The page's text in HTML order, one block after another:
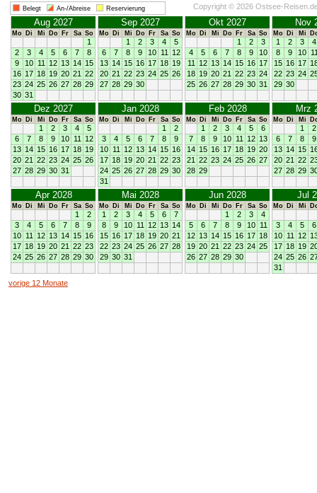
Belegt An-/Abreise Reservierung Copyright © 2026 Ostsee-
Aug 2027
Mo Di Mi Do Fr Sa So
1
2
3 4 5 6 7
8
9
10 11 12 13 14 15
16 17 18 19 20 21 22
23 24 25 26 27 28 29
30 31
Sep 2027
Mo Di Mi Do Fr Sa So
1 2 3 4
5
6
7 8 9 10 11
12
13 14 15 16 17 18 19
20 21 22 23 24 25 26
27 28 29 30
Okt 2027
Mo Di Mi Do Fr Sa So
1 2
3
4
5 6 7 8 9
10
11
12 13 14 15 16 17
18 19 20 21 22 23 24
25 26 27 28 29 30 31
Nov
Mo Di Mi
1 2 3
4
8
9 10
15 16 17
22 23 24
29 30
Dez 2027
Mo Di Mi Do Fr Sa So
1 2 3 4
5
6
7 8 9 10 11
12
13 14 15 16 17 18 19
20 21 22 23 24 25 26
27 28 29 30 31
Jan 2028
Mo Di Mi Do Fr Sa So
1
2
3
4 5 6 7 8
9
10 11 12 13 14 15 16
17 18 19 20 21 22 23
24 25 26 27 28 29 30
31
Feb 2028
Mo Di Mi Do Fr Sa So
1 2 3 4 5
6
7
8 9 10 11 12 13
14 15 16 17 18 19 20
21 22 23 24 25 26 27
28 29
Mrz
Mo Di Mi
1
2
6
7 8
9
13 14 15
20 21 22
27 28 29
Apr 2028
Mo Di Mi Do Fr Sa So
1
2
3
4 5 6 7 8
9
10 11 12 13 14 15 16
17 18 19 20 21 22 23
24 25 26 27 28 29 30
Mai 2028
Mo Di Mi Do Fr Sa So
1 2 3 4 5 6
7
8
9 10 11 12 13 14
15 16 17 18 19 20 21
22 23 24 25 26 27 28
29 30 31
Jun 2028
Mo Di Mi Do Fr Sa So
1 2 3
4
5
6 7 8 9 10 11
12 13 14 15 16 17 18
19 20 21 22 23 24 25
26 27 28 29 30
Jul
Mo Di Mi
3 4 5
6
10 11 12
17 18 19
24 25 26
31
vorige 12 Monate